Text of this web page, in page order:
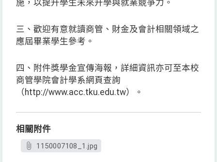
施，以提升學生未來升學與就業競爭力。
三、歡迎有意就讀商管、財金及會計相關領域之
應屆畢業學生參考。
四、附件獎學金宣傳海報，詳細資訊亦可至本校
商管學院會計學系網頁查詢
（http://www.acc.tku.edu.tw）。
相關附件
1150007108_1.jpg